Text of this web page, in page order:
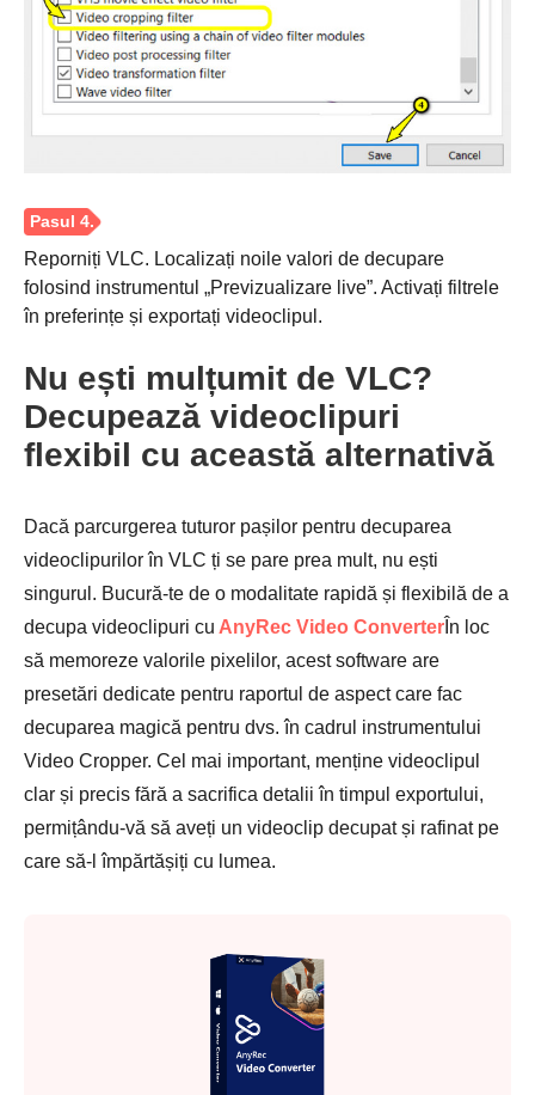
Pasul 2.
Pasul 3.
Reporniți VLC. Localizați noile valori de decupare
folosind instrumentul „Previzualizare live”. Activați filtrele
în preferințe și exportați videoclipul.
Nu ești mulțumit de VLC?
Decupează videoclipuri
flexibil cu această alternativă
Dacă parcurgerea tuturor pașilor pentru decuparea
videoclipurilor în VLC ți se pare prea mult, nu ești
singurul. Bucură-te de o modalitate rapidă și flexibilă de a
decupa videoclipuri cu AnyRec Video Converter În loc
să memoreze valorile pixelilor, acest software are
presetări dedicate pentru raportul de aspect care fac
decuparea magică pentru dvs. în cadrul instrumentului
Video Cropper. Cel mai important, menține videoclipul
clar și precis fără a sacrifica detalii în timpul exportului,
permițându-vă să aveți un videoclip decupat și rafinat pe
care să-l împărtășiți cu lumea.